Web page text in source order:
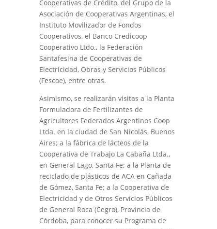
Cooperativas de Crédito, del Grupo de la
Asociación de Cooperativas Argentinas, el
Instituto Movilizador de Fondos
Cooperativos, el Banco Credicoop
Cooperativo Ltdo., la Federación
Santafesina de Cooperativas de
Electricidad, Obras y Servicios Públicos
(Fescoe), entre otras.
Asimismo, se realizarán visitas a la Planta
Formuladora de Fertilizantes de
Agricultores Federados Argentinos Coop
Ltda. en la ciudad de San Nicolás, Buenos
Aires; a la fábrica de lácteos de la
Cooperativa de Trabajo La Cabaña Ltda.,
en General Lago, Santa Fe; a la Planta de
reciclado de plásticos de ACA en Cañada
de Gómez, Santa Fe; a la Cooperativa de
Electricidad y de Otros Servicios Públicos
de General Roca (Cegro), Provincia de
Córdoba, para conocer su Programa de